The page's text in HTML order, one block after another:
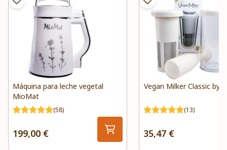
Máquina para leche vegetal
MioMat
(58)
199,00 €
Vegan Milker Classic by
(13)
35,47 €